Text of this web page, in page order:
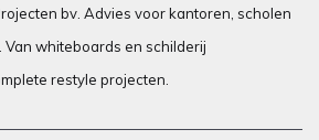
bv. Advies voor kantoren, scholen
whiteboards en schilderij
restyle projecten.